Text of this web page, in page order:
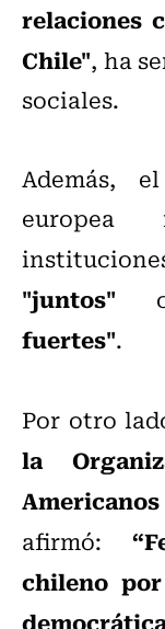
relaciones
Chile", ha
sociales.
Además,
europea
"juntos"
fuertes".
Por otro
la
afirmó:
chileno